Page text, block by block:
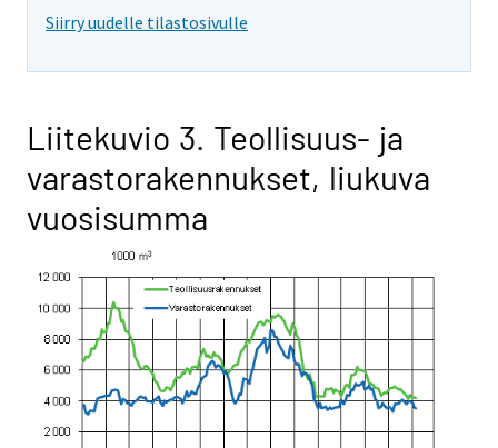
Siirry uudelle tilastosivulle
Liitekuvio 3. Teollisuus- ja
varastorakennukset, liukuva
vuosisumma